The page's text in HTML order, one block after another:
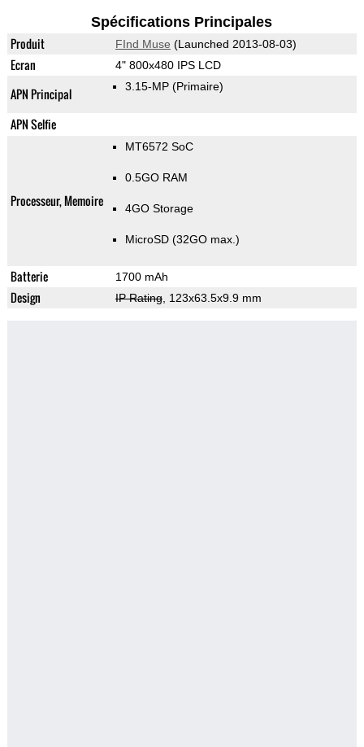
Spécifications Principales
Produit FInd Muse (Launched 2013-08-03)
Ecran 4" 800x480 IPS LCD
APN Principal 3.15-MP (Primaire)
APN Selfie
Processeur, Memoire
MT6572 SoC
0.5GO RAM
4GO Storage
MicroSD (32GO max.)
Batterie 1700 mAh
Design IP Rating, 123x63.5x9.9 mm